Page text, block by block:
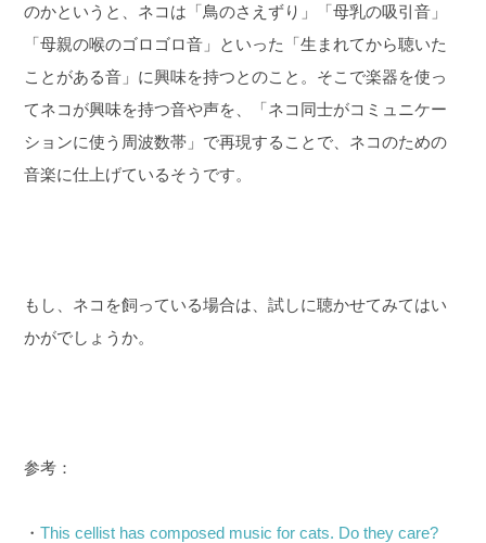
のかというと、ネコは「鳥のさえずり」「母乳の吸引音」
「母親の喉のゴロゴロ音」といった「生まれてから聴いた
ことがある音」に興味を持つとのこと。そこで楽器を使っ
てネコが興味を持つ音や声を、「ネコ同士がコミュニケー
ションに使う周波数帯」で再現することで、ネコのための
音楽に仕上げているそうです。
もし、ネコを飼っている場合は、試しに聴かせてみてはい
かがでしょうか。
参考：
・This cellist has composed music for cats. Do they care?